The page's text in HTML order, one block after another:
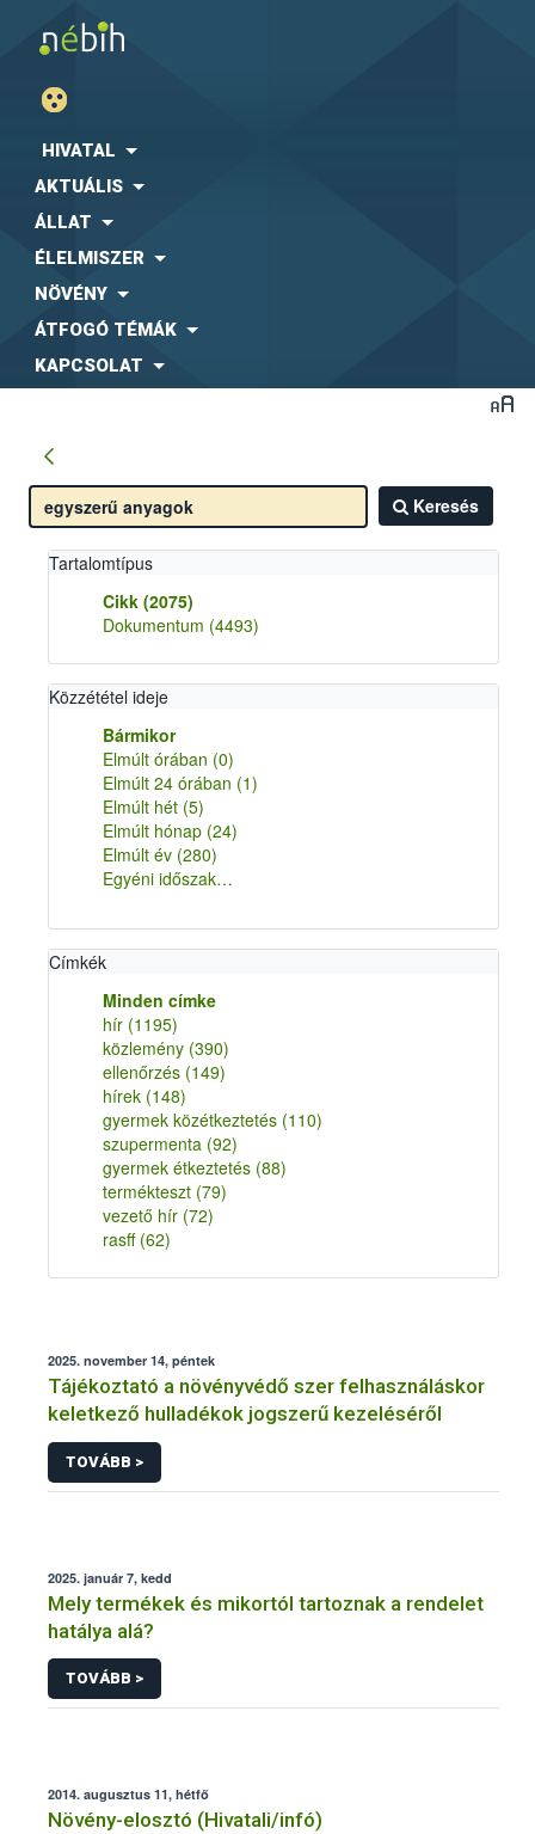
HIVATAL
AKTUÁLIS
ÁLLAT
ÉLELMISZER
NÖVÉNY
ÁTFOGÓ TÉMÁK
KAPCSOLAT
Keresés
Tartalomtípus
Cikk (2075)
Dokumentum (4493)
Közzététel ideje
Bármikor
Elmúlt órában (0)
Elmúlt 24 órában (1)
Elmúlt hét (5)
Elmúlt hónap (24)
Elmúlt év (280)
Egyéni időszak…
Címkék
Minden címke
hír (1195)
közlemény (390)
ellenőrzés (149)
hírek (148)
gyermek közétkeztetés (110)
szupermenta (92)
gyermek étkeztetés (88)
termékteszt (79)
vezető hír (72)
rasff (62)
2025. november 14, péntek
Tájékoztató a növényvédő szer felhasználáskor
keletkező hulladékok jogszerű kezeléséről
TOVÁBB >
2025. január 7, kedd
Mely termékek és mikortól tartoznak a rendelet
hatálya alá?
TOVÁBB >
2014. augusztus 11, hétfő
Növény-elosztó (Hivatali/infó)